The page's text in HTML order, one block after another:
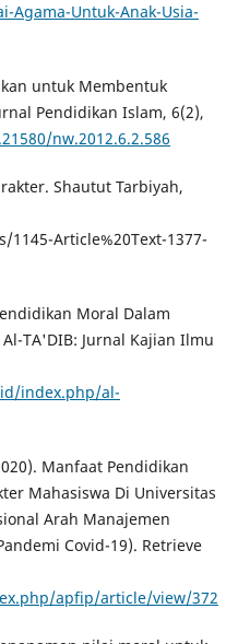
Agama-Untuk-Anak-Usia-
untuk Membentuk
Pendidikan Islam, 6(2),
nw.2012.6.2.586
Shautut Tarbiyah,
Article%20Text-1377-
Moral Dalam
TA'DIB: Jurnal Kajian Ilmu
index.php/al-
Manfaat Pendidikan
Mahasiswa Di Universitas
Arah Manajemen
Covid-19). Retrieve
apfip/article/view/372